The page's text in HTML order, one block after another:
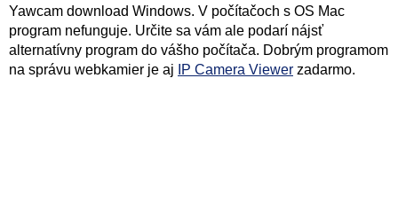
Yawcam download Windows. V počítačoch s OS Mac
program nefunguje. Určite sa vám ale podarí nájsť
alternatívny program do vášho počítača. Dobrým programom
na správu webkamier je aj
IP Camera Viewer zadarmo.